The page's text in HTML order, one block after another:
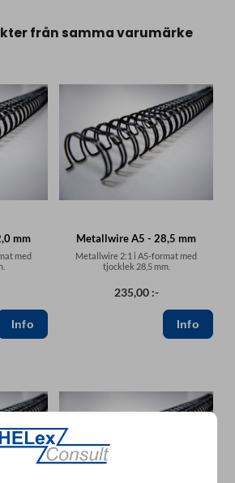
från samma varumärke
mm
med
Metallwire A5 - 28,5 mm
Metallwire 2:1 i A5-format med
tjocklek 28,5 mm.
235,00 :-